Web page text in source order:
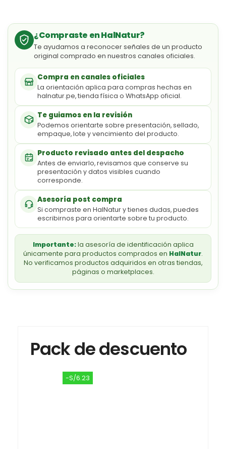
¿Compraste en HalNatur?
Te ayudamos a reconocer señales de un producto
original comprado en nuestros canales oficiales.
Compra en canales oficiales
La orientación aplica para compras hechas en
halnatur.pe, tienda física o WhatsApp oficial.
Te guiamos en la revisión
Podemos orientarte sobre presentación, sellado,
empaque, lote y vencimiento del producto.
Producto revisado antes del despacho
Antes de enviarlo, revisamos que conserve su
presentación y datos visibles cuando
corresponde.
Asesoría post compra
Si compraste en HalNatur y tienes dudas, puedes
escribirnos para orientarte sobre tu producto.
Importante:la asesoría de identificación aplica
únicamente para productos comprados en HalNatur.
No verificamos productos adquiridos en otras tiendas,
páginas o marketplaces.
Pack de descuento
-S/6.23